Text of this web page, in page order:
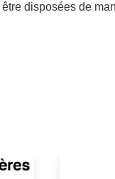
disposées de